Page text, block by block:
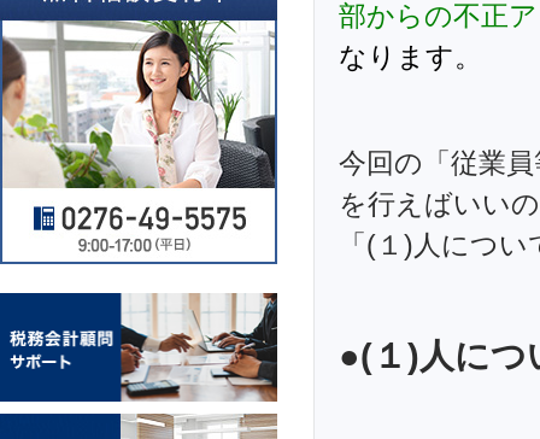
部からの不正
なります。
今回の「従業
を行えばいい
「(１)人につ
●(１)人につ